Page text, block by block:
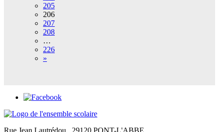
205
206
207
208
…
226
»
Rue Jean Lautrédou 29120 PONT-L'ABBE